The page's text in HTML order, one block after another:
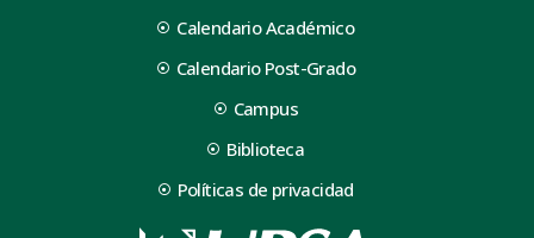
Calendario Académico
Calendario Post-Grado
Campus
Biblioteca
Políticas de privacidad